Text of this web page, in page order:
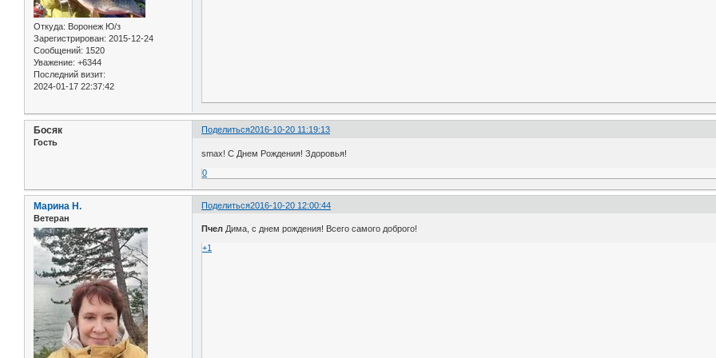
Откуда: Воронеж Ю/з
Зарегистрирован: 2015-12-24
Сообщений: 1520
Уважение: +6344
Последний визит:
2024-01-17 22:37:42
Поделиться2016-10-20 11:19:13
Босяк
Гость
smax! С Днем Рождения! Здоровья!
0
Поделиться2016-10-20 12:00:44
Марина Н.
Ветеран
Пчел Дима, с днем рождения! Всего самого доброго!
+1